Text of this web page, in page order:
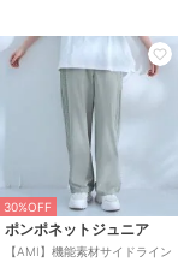
30%OFF
ポンポネットジュニア
【AMI】機能素材サイドライン